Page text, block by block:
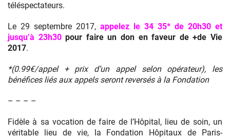
téléspectateurs.
Le 29 septembre 2017, appelez le 34 35* de 20h30 et
jusqu’à 23h30pour faire un don en faveur de +de Vie
2017.
*(0.99€/appel + prix d’un appel selon opérateur), les
bénéfices liés aux appels seront reversés à la Fondation
– – – –
Fidèle à sa vocation de faire de l’Hôpital, lieu de soin, un
véritable lieu de vie, la Fondation Hôpitaux de Paris-